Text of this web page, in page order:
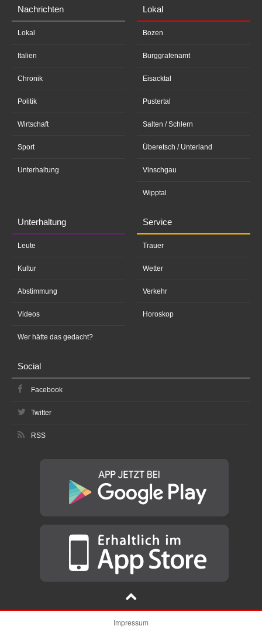
Nachrichten
Lokal
Italien
Chronik
Politik
Wirtschaft
Sport
Unterhaltung
Lokal
Bozen
Burggrafenamt
Eisacktal
Pustertal
Salten / Schlern
Überetsch / Unterland
Vinschgau
Wipptal
Unterhaltung
Leute
Kultur
Abstimmung
Videos
Wer hätte das gedacht?
Service
Trauer
Wetter
Verkehr
Horoskop
Social
Facebook
Twitter
RSS
Impressum